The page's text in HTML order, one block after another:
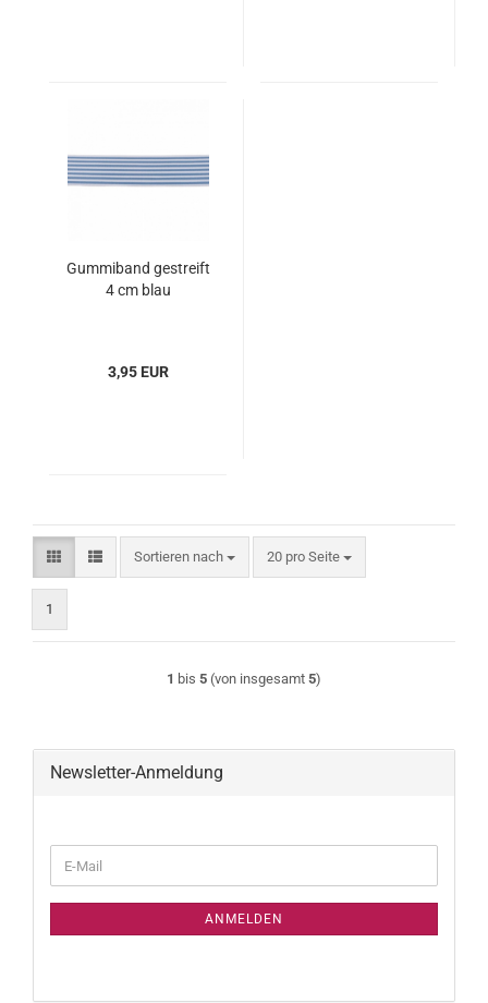
Gummiband gestreift
4 cm blau
3,95 EUR
Sortieren nach
Sortieren nach 20 pro Seite
pro Seite
1
1 bis 5 (von insgesamt 5)
Newsletter-Anmeldung
ZUR
E-
Mail
ANMELDEN